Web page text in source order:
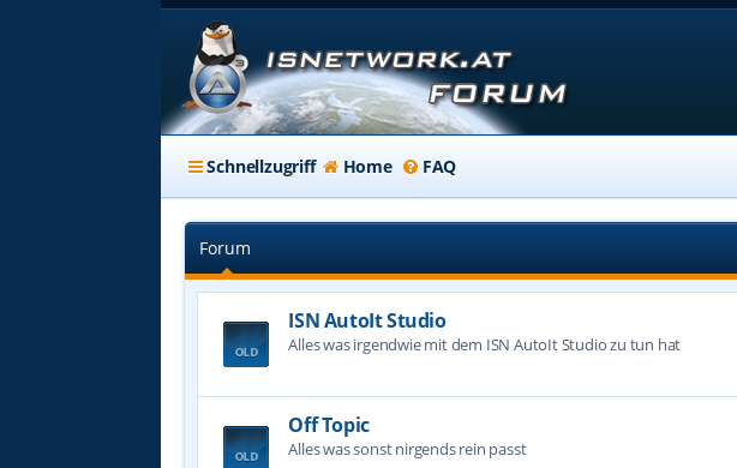
Schnellzugriff Home FAQ
Forum
ISN AutoIt Studio
Alles was irgendwie mit dem ISN AutoIt Studio zu tun hat
Off Topic
Alles was sonst nirgends rein passt